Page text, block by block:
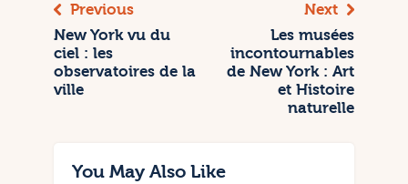
Previous
New York vu du
ciel : les
observatoires de la
ville
Next
Les musées
incontournables
de New York : Art
et Histoire
naturelle
You May Also Like